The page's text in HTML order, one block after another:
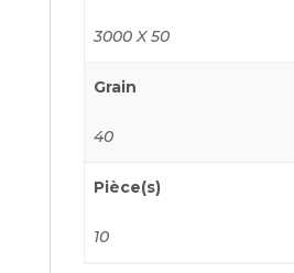
3000 X 50
Grain
40
Pièce(s)
10